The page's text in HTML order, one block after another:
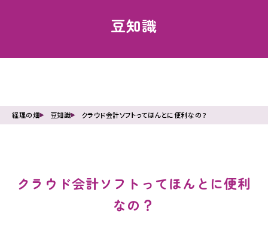
豆知識
経理の畑 豆知識 クラウド会計ソフトってほんとに便利なの？
クラウド会計ソフトってほんとに便利
なの？